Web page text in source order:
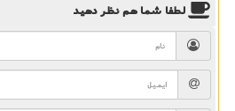
لطفا شما همنظر دهید